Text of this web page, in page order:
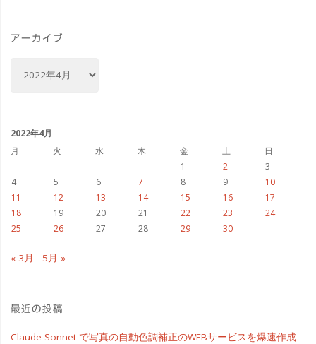
#OM1"
ー
アーカイブ
ブ
2022年4月
月
火 水 木 金 土
日
1
2
3
4
5 6 7 8 9
10
11
12 13 14 15 16
17
18
19 20 21 22 23
24
25
26 27 28 29 30
« 3月 5月 »
最近の投稿
Claude Sonnet で写真の自動色調補正のWEBサービスを爆速作成